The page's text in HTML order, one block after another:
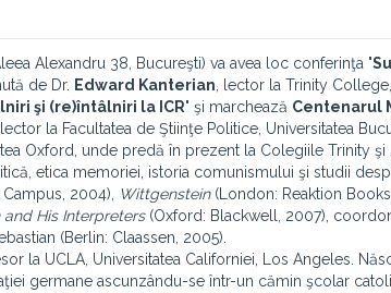
Alexandru 38, Bucureşti) va avea loc conferinţa "
de Dr. Edward Kanterian , lector la Trinity
şi (re)întâlniri la ICR" şi marchează Centenarul
, lector la Facultatea de Ştiinţe Politice, Universitatea
Oxford, unde predă în prezent la Colegiile Trinity şi
etica memoriei, istoria comunismului şi studii
2004), Wittgenstein (London: Reaktion
His Interpreters (Oxford: Blackwell, 2007),
(Berlin: Claassen, 2005).
la UCLA, Universitatea Californiei, Los Angeles.
germane ascunzându-se într-un cămin şcolar